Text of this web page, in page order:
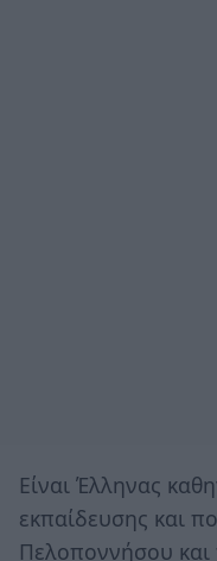
Είναι Έλληνας
εκπαίδευσης και
Πελοποννήσου